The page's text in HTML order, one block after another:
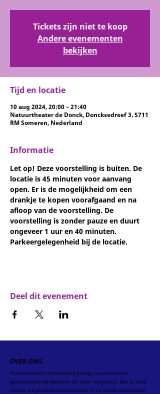
Tickets zijn niet te koop
Andere evenementen
bekijken
Tijd en locatie
10 aug 2024, 20:00 – 21:40
Natuurtheater de Donck, Doncksedreef 3, 5711
RM Someren, Nederland
Informatie
Let op! Deze voorstelling is buiten. De
locatie is 45 minuten voor aanvang
open. Er is de mogelijkheid om een
drankje te kopen voorafgaand en na
afloop van de voorstelling. De
voorstelling is zonder pauze en duurt
ongeveer 1 uur en 40 minuten.
Parkeergelegenheid bij de locatie.
Deel dit evenement
OVER ONS
Theatermakers Achterhoek brengt locatietheater
geïnspireerd op verhalen uit deze omgeving. Het is onze
missie om professioneel theater in en uit de Achterhoek